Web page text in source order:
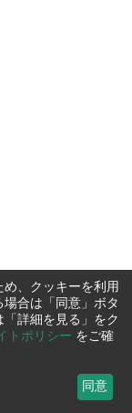
、クッキーを利用
合は「同意」ボタ
詳細を見る」をク
トポリシー をご確
同意